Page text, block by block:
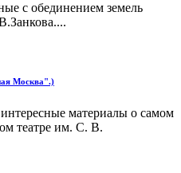
с обединением земель
Москва".)
материалы о самом
театре им. С. В.